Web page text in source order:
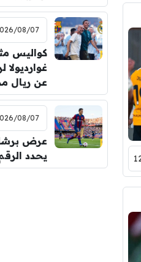
08/07 - 22:43
كواليس
عن ريال
08/07 - 23:12
عرض
يحدد